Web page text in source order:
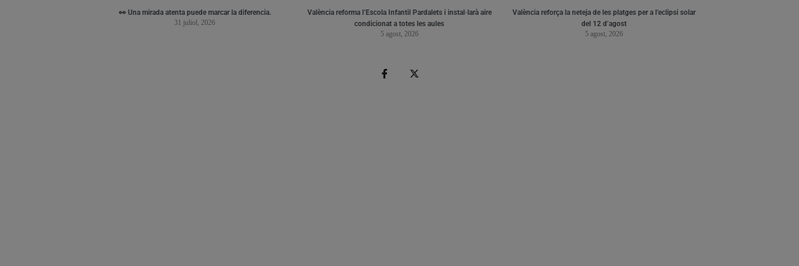
👀 Una mirada atenta puede marcar la diferencia.
31 juliol, 2026
València reforma l’Escola Infantil Pardalets i instal·larà aire
condicionat a totes les aules
5 agost, 2026
València reforça la neteja de les platges per a l’eclipsi solar
del 12 d’agost
5 agost, 2026